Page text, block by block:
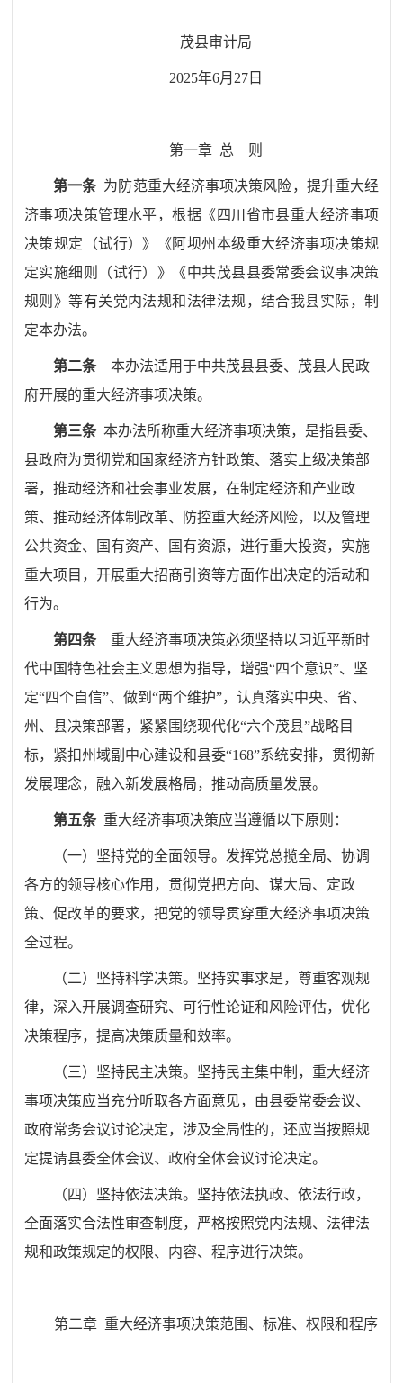
茂县审计局
2025年6月27日
第一章 总 则
第一条 为防范重大经济事项决策风险，提升重大经
济事项决策管理水平，根据《四川省市县重大经济事项
决策规定（试行）》
《阿坝州本级重大经济事项决策规
定实施细则（试行）》
《中共茂县县委常委会议事决策
规则》等有关党内法规和法律法规，结合我县实际，制
定本办法。
第二条 本办法适用于中共茂县县委、 茂县人民政
府开展的重大经济事项决策。
第三条 本办法所称重大经济事项决策，是指县委、
县政府为贯彻党和国家经济方针政策、落实上级决策部
署，推动经济和社会事业发展，在制定经济和产业政
策、推动经济体制改革、防控重大经济风险，以及管理
公共资金、国有资产、国有资源，进行重大投资，实施
重大项目，开展重大招商引资等方面作出决定的活动和
行为。
第四条
重大经济事项决策必须坚持以习近平新时
代中国特色社会主义思想为指导，增强“四个意识”、坚
定“四个自信”、做到“两个维护”，认真落实中央、省、
州、县决策部署，紧紧围绕现代化“六个茂县”战略目
标，紧扣州域副中心建设和县委“168”系统安排，贯彻新
发展理念，融入新发展格局，推动高质量发展。
第五条 重大经济事项决策应当遵循以下原则：
（一）坚持党的全面领导。 发挥党总揽全局、协调
各方的领导核心作用，贯彻党把方向、谋大局、定政
策、促改革的要求，把党的领导贯穿重大经济事项决策
全过程。
（二）坚持科学决策。 坚持实事求是，尊重客观规
律，深入开展调查研究、可行性论证和风险评估，优化
决策程序，提高决策质量和效率。
（三）坚持民主决策。 坚持民主集中制，重大经济
事项决策应当充分听取各方面意见，由县委常委会议、
政府常务会议讨论决定，涉及全局性的，还应当按照规
定提请县委全体会议、政府全体会议讨论决定。
（四）坚持依法决策。 坚持依法执政、依法行政，
全面落实合法性审查制度，严格按照党内法规、法律法
规和政策规定的权限、内容、程序进行决策。
第二章 重大经济事项决策范围、标准、权限和程序